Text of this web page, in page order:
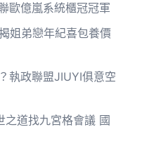
歐億嵐系統櫃冠冠軍
姐弟戀年紀喜包養價
執政聯盟JIUYI俱意空
之道找九宮格會議 國